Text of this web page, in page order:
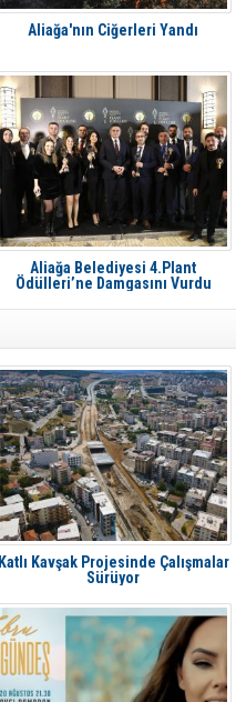
Aliağa'nın Ciğerleri Yandı
Aliağa Belediyesi 4.Plant
Ödülleri’ne Damgasını Vurdu
Katlı Kavşak Projesinde Çalışmalar
Sürüyor